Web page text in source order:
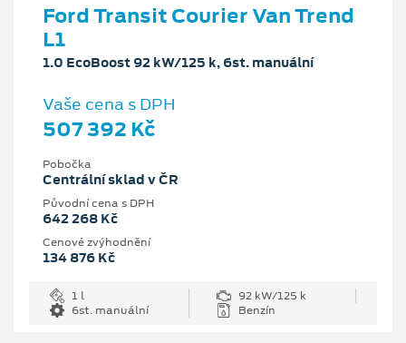
Ford Transit Courier Van Trend
L1
1.0 EcoBoost 92 kW/125 k, 6st. manuální
Vaše cena s DPH
507 392 Kč
Pobočka
Centrální sklad v ČR
Původní cena s DPH
642 268 Kč
Cenové zvýhodnění
134 876 Kč
1 l
92 kW/125 k
6st. manuální
Benzín